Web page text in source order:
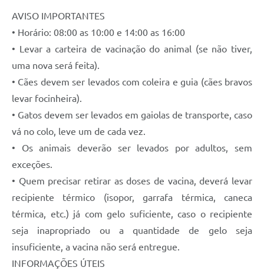
AVISO IMPORTANTES
• Horário: 08:00 as 10:00 e 14:00 as 16:00
• Levar a carteira de vacinação do animal (se não tiver,
uma nova será feita).
• Cães devem ser levados com coleira e guia (cães bravos
levar focinheira).
• Gatos devem ser levados em gaiolas de transporte, caso
vá no colo, leve um de cada vez.
• Os animais deverão ser levados por adultos, sem
exceções.
• Quem precisar retirar as doses de vacina, deverá levar
recipiente térmico (isopor, garrafa térmica, caneca
térmica, etc.) já com gelo suficiente, caso o recipiente
seja inapropriado ou a quantidade de gelo seja
insuficiente, a vacina não será entregue.
INFORMAÇÕES ÚTEIS